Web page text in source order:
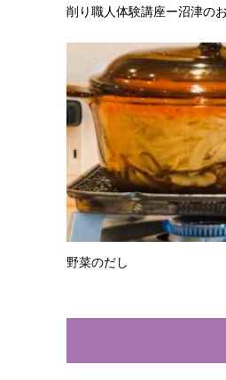
削り職人体験講座ー沼津の
野菜のだし